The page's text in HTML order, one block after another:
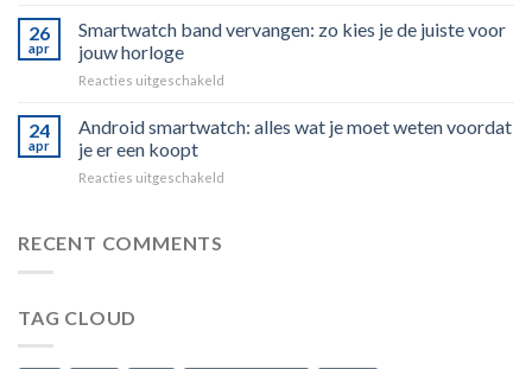
volledig
smartwatch
kies
26
apr
Smartwatch band vervangen: zo kies je de juiste voor
jouw horloge
Reacties uitgeschakeld
band
24
apr
Android smartwatch: alles wat je moet weten voordat
je er een koopt
Reacties uitgeschakeld
RECENT COMMENTS
TAG CLOUD